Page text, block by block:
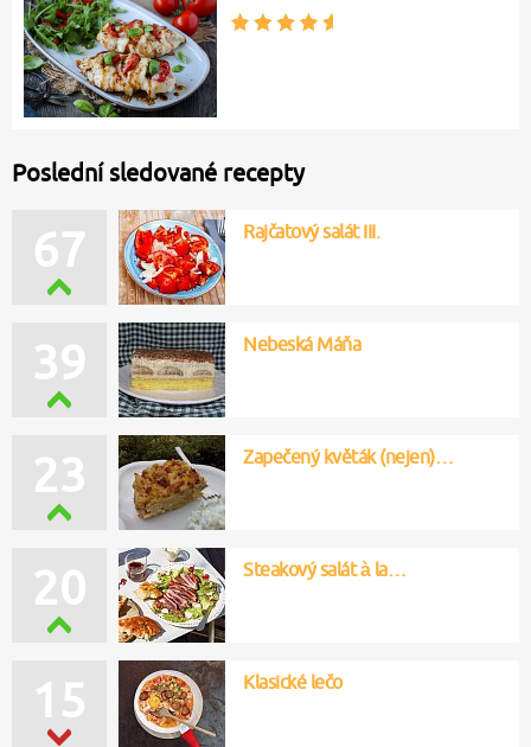
Poslední sledované recepty
67 Rajčatový salát III.
39 Nebeská Máňa
23 Zapečený květák (nejen)…
20 Steakový salát à la…
15 Klasické lečo